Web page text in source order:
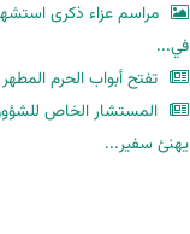
مراسم عزاء ذكرى
في...
تفتح أبواب الحرم
المستشار الخاص
يهنئ سفير...